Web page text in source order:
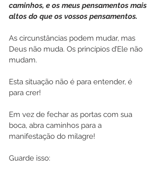
caminhos, e os meus pensamentos mais
altos do que os vossos pensamentos.
As circunstâncias podem mudar, mas
Deus não muda. Os princípios d’Ele não
mudam.
Esta situação não é para entender, é
para crer!
Em vez de fechar as portas com sua
boca, abra caminhos para a
manifestação do milagre!
Guarde isso: